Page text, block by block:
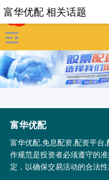
富华优配
富华优配,免息配资,配资平台
作规范是投资者必须遵守的
定，以确保交易活动的合法性
富华优配 相关话题